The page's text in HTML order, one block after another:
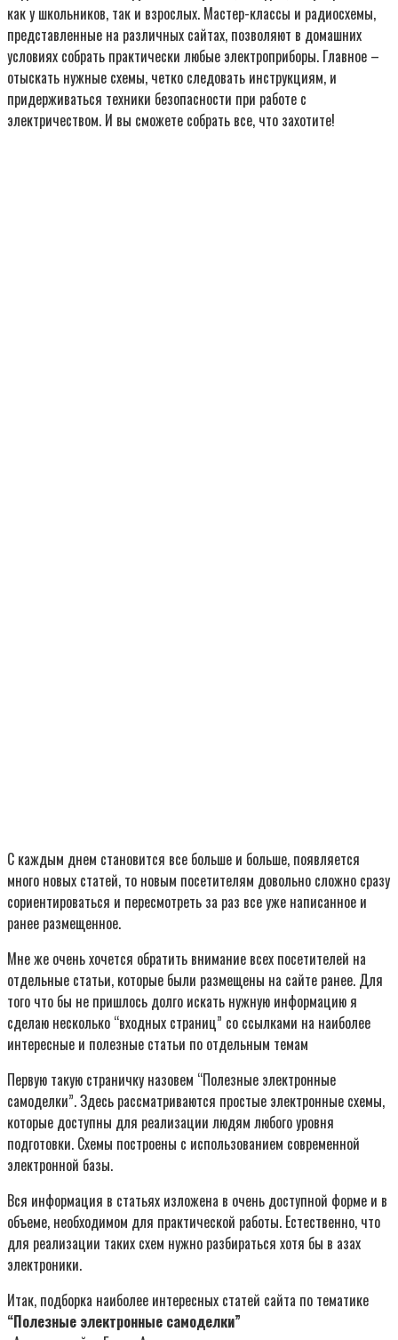
как у школьников, так и взрослых. Мастер-классы и радиосхемы,
представленные на различных сайтах, позволяют в домашних
условиях собрать практически любые электроприборы. Главное –
отыскать нужные схемы, четко следовать инструкциям, и
придерживаться техники безопасности при работе с
электричеством. И вы сможете собрать все, что захотите!
С каждым днем становится все больше и больше, появляется
много новых статей, то новым посетителям довольно сложно сразу
сориентироваться и пересмотреть за раз все уже написанное и
ранее размещенное.
Мне же очень хочется обратить внимание всех посетителей на
отдельные статьи, которые были размещены на сайте ранее. Для
того что бы не пришлось долго искать нужную информацию я
сделаю несколько “входных страниц” со ссылками на наиболее
интересные и полезные статьи по отдельным темам
Первую такую страничку назовем “Полезные электронные
самоделки”. Здесь рассматриваются простые электронные схемы,
которые доступны для реализации людям любого уровня
подготовки. Схемы построены с использованием современной
электронной базы.
Вся информация в статьях изложена в очень доступной форме и в
объеме, необходимом для практической работы. Естественно, что
для реализации таких схем нужно разбираться хотя бы в азах
электроники.
Итак, подборка наиболее интересных статей сайта по тематике
“Полезные электронные самоделки”